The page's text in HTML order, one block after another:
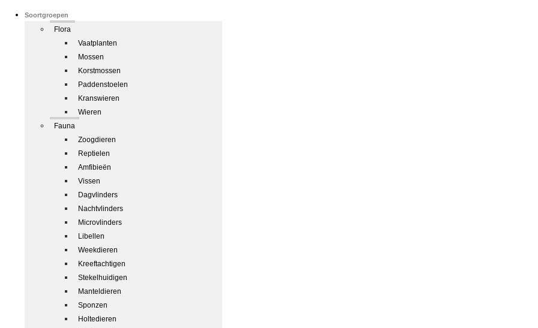
Soortgroepen
Flora
Vaatplanten
Mossen
Korstmossen
Paddenstoelen
Kranswieren
Wieren
Fauna
Zoogdieren
Reptielen
Amfibieën
Vissen
Dagvlinders
Nachtvlinders
Microvlinders
Libellen
Weekdieren
Kreeftachtigen
Stekelhuidigen
Manteldieren
Sponzen
Holtedieren